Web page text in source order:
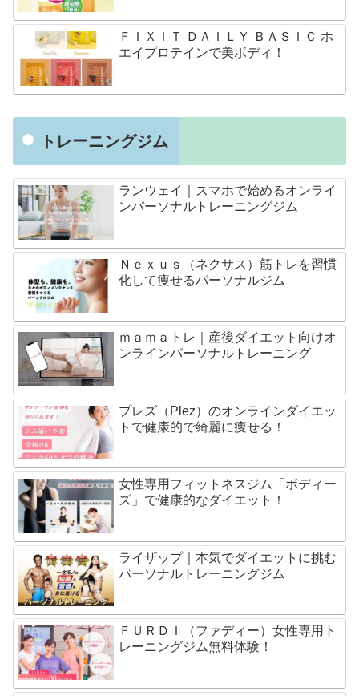
ＦＩＸＩＴ ＤＡＩＬＹ ＢＡＳＩＣ ホ
エイプロテインで美ボディ！
トレーニングジム
ランウェイ｜スマホで始めるオンライ
ンパーソナルトレーニングジム
Ｎｅｘｕｓ（ネクサス）筋トレを習慣
化して痩せるパーソナルジム
ｍａｍａトレ｜産後ダイエット向けオ
ンラインパーソナルトレーニング
プレズ（Plez）のオンラインダイエッ
トで健康的で綺麗に痩せる！
女性専用フィットネスジム「ボディー
ズ」で健康的なダイエット！
ライザップ｜本気でダイエットに挑む
パーソナルトレーニングジム
ＦＵＲＤＩ（ファディー）女性専用ト
レーニングジム無料体験！